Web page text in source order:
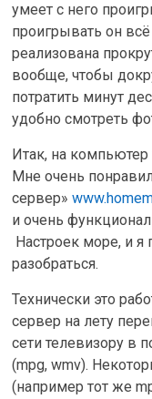
умеет с него
проигрывать он
реализована
вообще, чтобы
потратить минут
удобно смотреть
Итак, на компьютер
Мне очень
сервер»
и очень
Настроек море, и я
разобраться.
Технически это
сервер на лету
сети телевизору в
(mpg, wmv).
(например тот же